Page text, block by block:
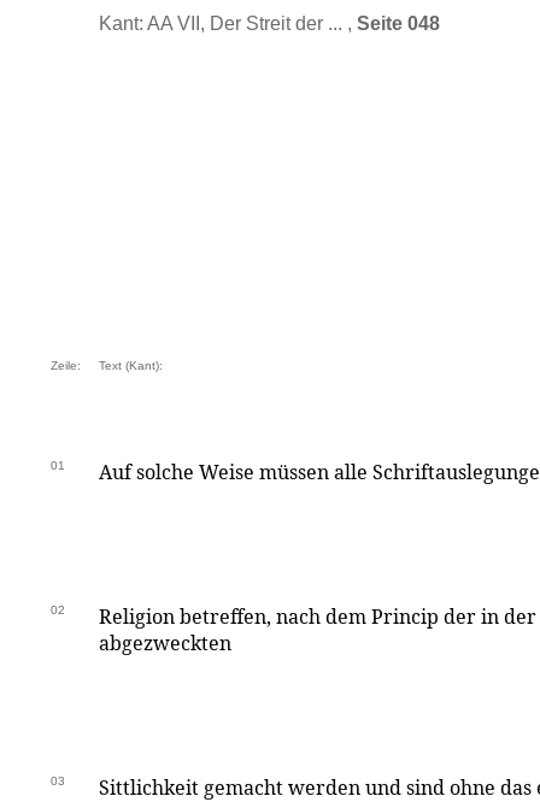
Kant: AA VII, Der Streit der ... , Seite 048
Zeile: Text (Kant):
01 Auf solche Weise müssen alle
02
Religion betreffen, nach dem Princip der in
abgezweckten
03 Sittlichkeit gemacht werden und sind ohne